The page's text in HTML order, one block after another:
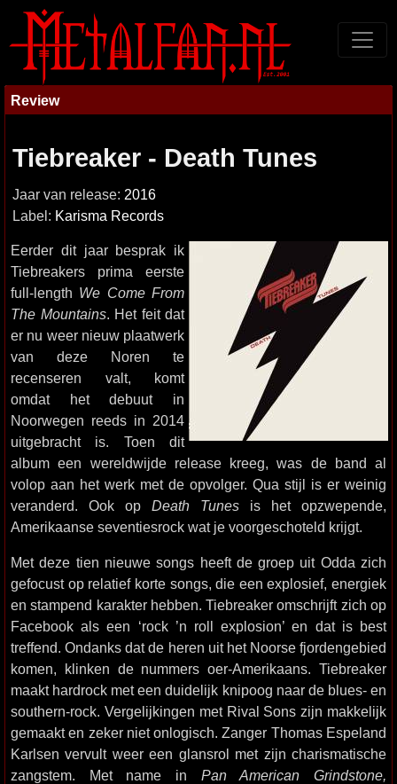
Review
Tiebreaker - Death Tunes
Jaar van release: 2016
Label: Karisma Records
Eerder dit jaar besprak ik
Tiebreakers prima eerste
full-length We Come From
The Mountains. Het feit dat
er nu weer nieuw plaatwerk
van deze Noren te
recenseren valt, komt
omdat het debuut in
Noorwegen reeds in 2014
uitgebracht is. Toen dit
album een wereldwijde release kreeg, was de band al
volop aan het werk met de opvolger. Qua stijl is er weinig
veranderd. Ook op Death Tunes is het opzwepende,
Amerikaanse seventiesrock wat je voorgeschoteld krijgt.
Met deze tien nieuwe songs heeft de groep uit Odda zich
gefocust op relatief korte songs, die een explosief, energiek
en stampend karakter hebben. Tiebreaker omschrijft zich op
Facebook als een ‘rock ’n roll explosion’ en dat is best
treffend. Ondanks dat de heren uit het Noorse fjordengebied
komen, klinken de nummers oer-Amerikaans. Tiebreaker
maakt hardrock met een duidelijk knipoog naar de blues- en
southern-rock. Vergelijkingen met Rival Sons zijn makkelijk
gemaakt en zeker niet onlogisch. Zanger Thomas Espeland
Karlsen vervult weer een glansrol met zijn charismatische
zangstem. Met name in Pan American Grindstone,